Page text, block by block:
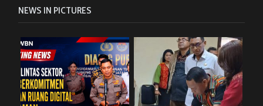
NEWS IN PICTURES